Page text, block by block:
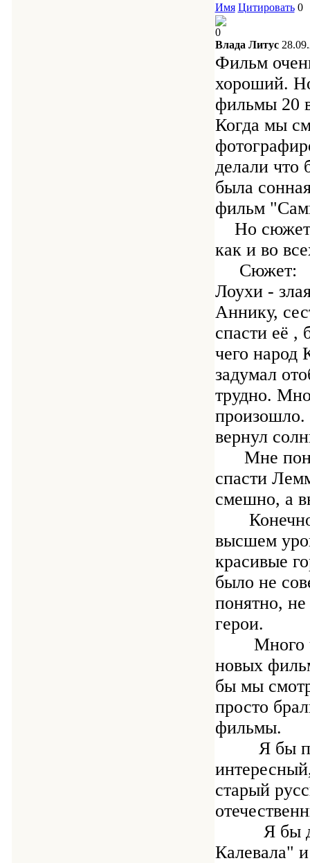
Имя Цитировать 0
0
Влада Литус
Фильм
хороший.
фильмы 20
Когда мы
делали что
была
фильм
Но сюжет
как и во
Сюжет:
Лоухи -
Аннику,
спасти её ,
чего
задумал
трудно.
вернул
Мне
спасти
смешно, а
Конечно,
высшем
красивые
было не
понятно,
герои.
Много
новых
бы мы
просто
фильмы.
Я бы
старый
Я бы
Калевала"